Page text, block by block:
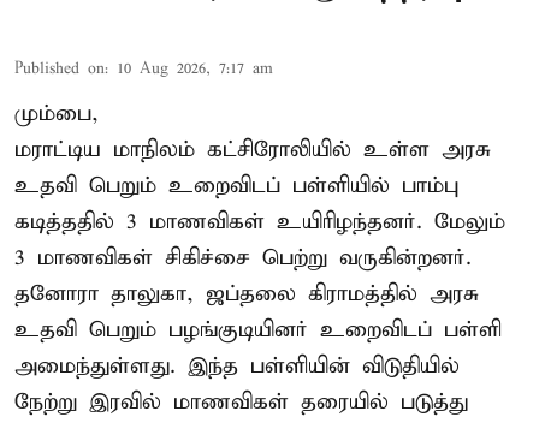
Published on: 10 Aug 2026, 7:17 am
மும்பை,
மராட்டிய மாநிலம் கட்சிரோலியில் உள்ள அரசு
உதவி பெறும் உறைவிடப் பள்ளியில் பாம்பு
கடித்ததில் 3 மாணவிகள் உயிரிழந்தனர். மேலும்
3 மாணவிகள் சிகிச்சை பெற்று வருகின்றனர்.
தனோரா தாலுகா, ஜப்தலை கிராமத்தில் அரசு
உதவி பெறும் பழங்குடியினர் உறைவிடப் பள்ளி
அமைந்துள்ளது. இந்த பள்ளியின் விடுதியில்
நேற்று இரவில் மாணவிகள் தரையில் படுத்து